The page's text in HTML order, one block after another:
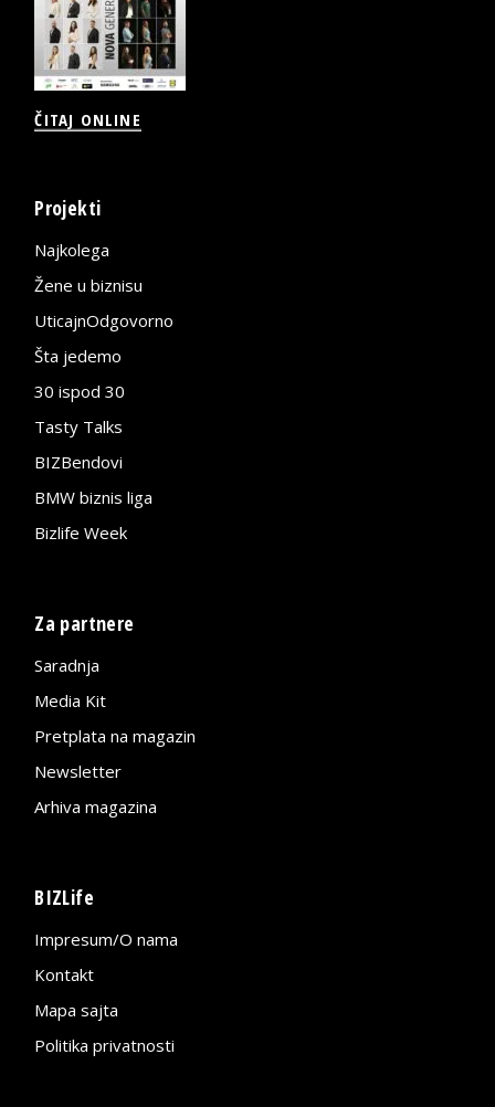
ČITAJ ONLINE
Projekti
Najkolega
Žene u biznisu
UticajnOdgovorno
Šta jedemo
30 ispod 30
Tasty Talks
BIZBendovi
BMW biznis liga
Bizlife Week
Za partnere
Saradnja
Media Kit
Pretplata na magazin
Newsletter
Arhiva magazina
BIZLife
Impresum/O nama
Kontakt
Mapa sajta
Politika privatnosti